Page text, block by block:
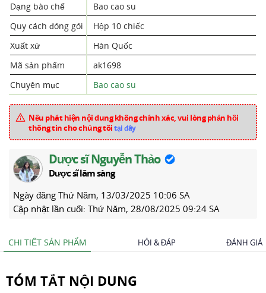
Dạng bào chế
Bao cao su
Quy cách đóng gói
Hộp 10 chiếc
Xuất xứ
Hàn Quốc
Mã sản phẩm
ak1698
Chuyên mục
Bao cao su
Nếu phát hiện nội dung không chính xác, vui lòng phản hồi
thông tin cho chúng tôitại đây
Dược sĩ Nguyễn Thảo
Dược sĩ lâm sàng
Ngày đăng Thứ Năm, 13/03/2025 10:06 SA
Cập nhật lần cuối: Thứ Năm, 28/08/2025 09:24 SA
CHI TIẾT SẢN PHẨM HỎI & ĐÁP ĐÁNH GIÁ
TÓM TẮT NỘI DUNG